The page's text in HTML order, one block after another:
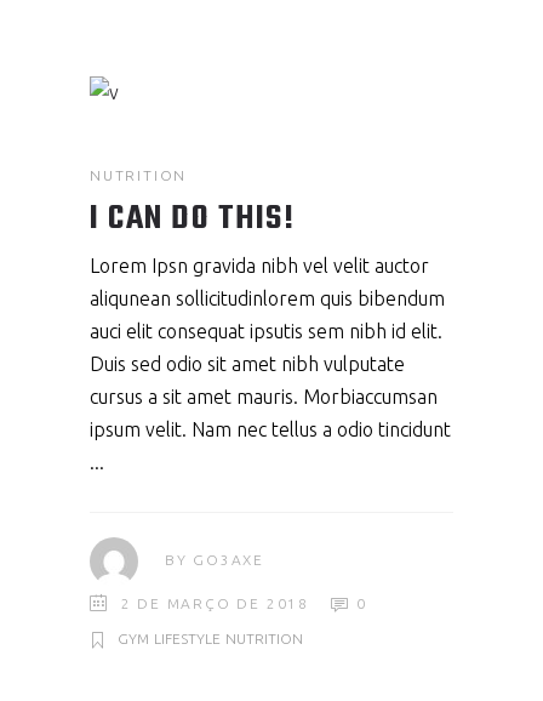
NUTRITION
I CAN DO THIS!
Lorem Ipsn gravida nibh vel velit auctor
aliqunean sollicitudinlorem quis bibendum
auci elit consequat ipsutis sem nibh id elit.
Duis sed odio sit amet nibh vulputate
cursus a sit amet mauris. Morbiaccumsan
ipsum velit. Nam nec tellus a odio tincidunt
BY GO3AXE
2 DE MARÇO DE 2018 0
GYM LIFESTYLE NUTRITION